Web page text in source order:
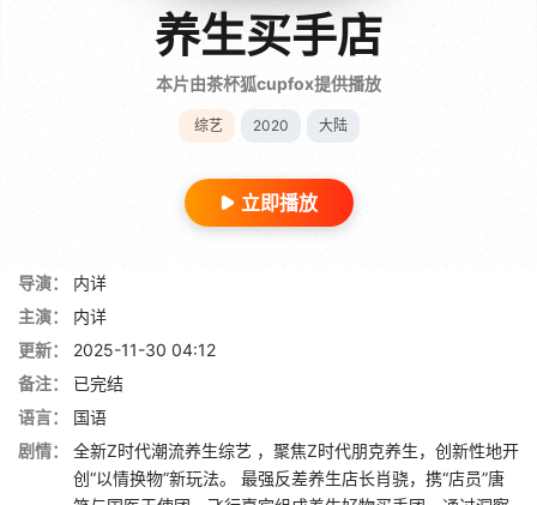
养生买手店
本片由茶杯狐cupfox提供播放
综艺 2020 大陆
立即播放
导演：
内详
主演：
内详
更新：
2025-11-30 04:12
备注：
已完结
语言：
国语
剧情：
全新Z时代潮流养生综艺 ，聚焦Z时代朋克养生，创新性地开
创“以情换物”新玩法。 最强反差养生店长肖骁，携“店员”唐